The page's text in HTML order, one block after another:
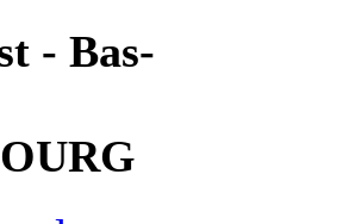
- Bas-